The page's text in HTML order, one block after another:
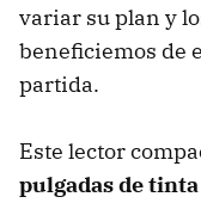
variar su plan y
beneficiemos de
partida.
Este lector
pulgadas de